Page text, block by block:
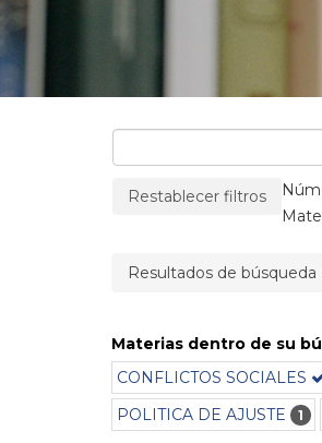
La página se recargará
Restablecer filtros
Resultados de búsqueda
Materias dentro de su
CONFLICTOS SOCIALES
POLITICA DE AJUSTE
1